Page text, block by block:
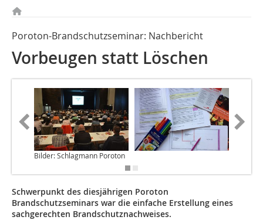
Poroton-Brandschutzseminar: Nachbericht
Vorbeugen statt Löschen
Bilder: Schlagmann Poroton
Schwerpunkt des diesjährigen Poroton
Brandschutzseminars war die einfache Erstellung eines
sachgerechten Brandschutznachweises.